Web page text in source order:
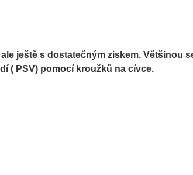
ještě s dostatečným ziskem. Většinou
( PSV) pomocí kroužků na cívce.